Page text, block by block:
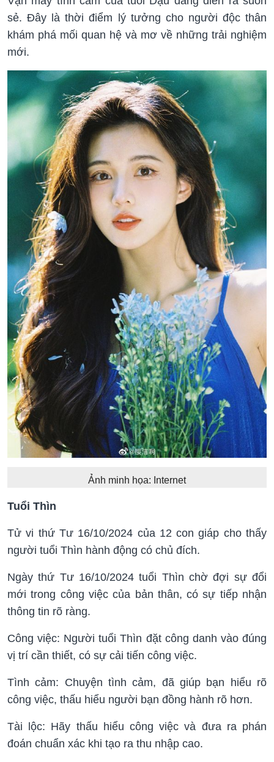
sẻ. Đây là thời điểm lý tưởng cho người độc thân
khám phá mối quan hệ và mơ về những trải nghiệm
mới.
Ảnh minh họa: Internet
Tuổi Thìn
Tử vi thứ Tư 16/10/2024 của 12 con giáp cho thấy
người tuổi Thìn hành động có chủ đích.
Ngày thứ Tư 16/10/2024 tuổi Thìn chờ đợi sự đổi
mới trong công việc của bản thân, có sự tiếp nhận
thông tin rõ ràng.
Công việc: Người tuổi Thìn đặt công danh vào đúng
vị trí cần thiết, có sự cải tiến công việc.
Tình cảm: Chuyện tình cảm, đã giúp bạn hiểu rõ
công việc, thấu hiểu người bạn đồng hành rõ hơn.
Tài lộc: Hãy thấu hiểu công việc và đưa ra phán
đoán chuẩn xác khi tạo ra thu nhập cao.